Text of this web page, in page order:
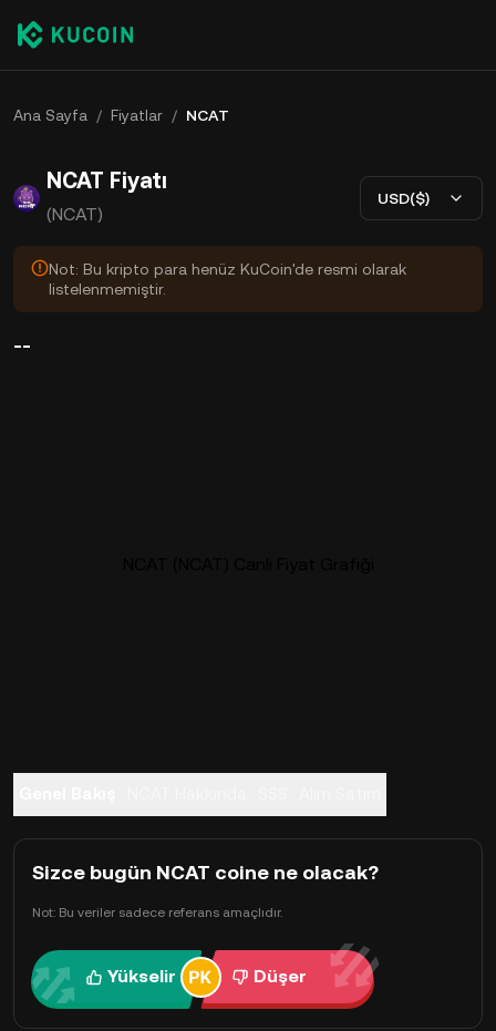
Ana Sayfa / Fiyatlar / NCAT
NCAT Fiyatı
(NCAT)
USD($)
Not: Bu kripto para henüz KuCoin'de resmi olarak
listelenmemiştir.
--
Sizce bugün NCAT coine ne olacak?
Not: Bu veriler sadece referans amaçlıdır.
Yükselir Düşer